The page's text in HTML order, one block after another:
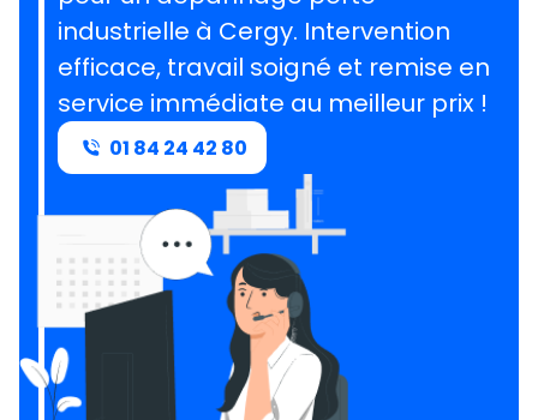
industrielle à Cergy. Intervention
efficace, travail soigné et remise en
service immédiate au meilleur prix !
01 84 24 42 80